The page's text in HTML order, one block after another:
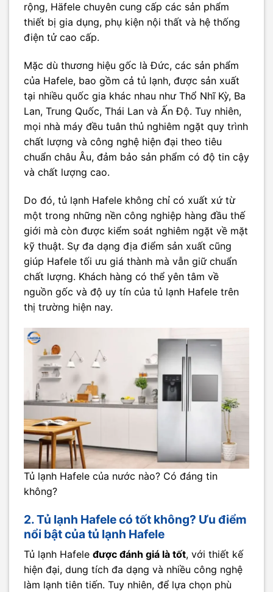
rộng, Häfele chuyên cung cấp các sản phẩm
thiết bị gia dụng, phụ kiện nội thất và hệ thống
điện tử cao cấp.
Mặc dù thương hiệu gốc là Đức, các sản phẩm
của Hafele, bao gồm cả tủ lạnh, được sản xuất
tại nhiều quốc gia khác nhau như Thổ Nhĩ Kỳ, Ba
Lan, Trung Quốc, Thái Lan và Ấn Độ. Tuy nhiên,
mọi nhà máy đều tuân thủ nghiêm ngặt quy trình
chất lượng và công nghệ hiện đại theo tiêu
chuẩn châu Âu, đảm bảo sản phẩm có độ tin cậy
và chất lượng cao.
Do đó, tủ lạnh Hafele không chỉ có xuất xứ từ
một trong những nền công nghiệp hàng đầu thế
giới mà còn được kiểm soát nghiêm ngặt về mặt
kỹ thuật. Sự đa dạng địa điểm sản xuất cũng
giúp Hafele tối ưu giá thành mà vẫn giữ chuẩn
chất lượng. Khách hàng có thể yên tâm về
nguồn gốc và độ uy tín của tủ lạnh Hafele trên
thị trường hiện nay.
Tủ lạnh Hafele của nước nào? Có đáng tin
không?
2. Tủ lạnh Hafele có tốt không? Ưu điểm
nổi bật của tủ lạnh Hafele
Tủ lạnh Hafele được đánh giá là tốt, với thiết kế
hiện đại, dung tích đa dạng và nhiều công nghệ
làm lạnh tiên tiến. Tuy nhiên, để lựa chọn phù